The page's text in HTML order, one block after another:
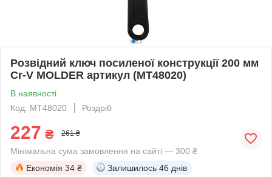
Розвідний ключ посиленої конструкції 200 мм
Cr-V MOLDER артикул (MT48020)
В наявності
Код: MT48020
Роздріб
227 ₴ 261 ₴
Мінімальна сума замовлення на сайті — 300 ₴
Економія 34 ₴ Залишилось 46 днів